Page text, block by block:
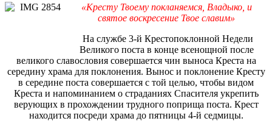
«Кресту Твоему покланяемся, Владыко, и
святое воскресение Твое славим»
На службе 3-й Крестопоклонной Недели
Великого поста в конце всенощной после
великого славословия совершается чин выноса Креста на
середину храма для поклонения. Вынос и поклонение Кресту
в середине поста совершается с той целью, чтобы видом
Креста и напоминанием о страданиях Спасителя укрепить
верующих в прохождении труд­ного поприща поста. Крест
находится посреди храма до пятницы 4-й седмицы.